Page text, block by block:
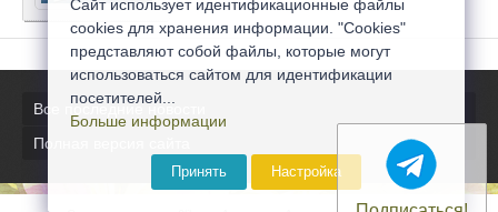
Все последние новости
Полная версия сайта
Сайт использует идентификационные файлы
cookies для хранения информации. "Cookies"
представляют собой файлы, которые могут
использоваться сайтом для идентификации
посетителей...
Больше информации
Принять Настройка